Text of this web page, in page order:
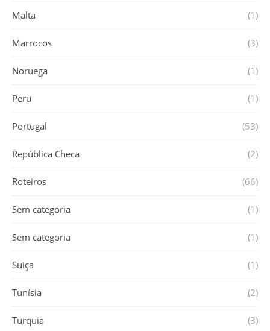
Malta (1)
Marrocos (3)
Noruega (1)
Peru (1)
Portugal (53)
República Checa (2)
Roteiros (66)
Sem categoria (1)
Sem categoria (1)
Suiça (1)
Tunísia (2)
Turquia (3)